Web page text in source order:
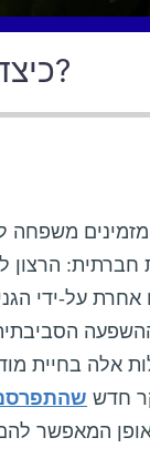
כיצד דגי זברה יודעים לשחות בקבוצות?
משפחה
חברתית:
אחרת על-ידי
אלה בחיית
חדש
המאפשר